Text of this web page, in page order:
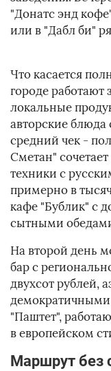
"Донатс энд
или в "Дабл би"
Что касается
городе работают
локальные
авторские
средний чек -
Сметан"
техники с
примерно в
кафе "Бублик" с
сытными
На второй день
бар с
двухсот рублей,
"Паштет",
в европейском
Маршрут без